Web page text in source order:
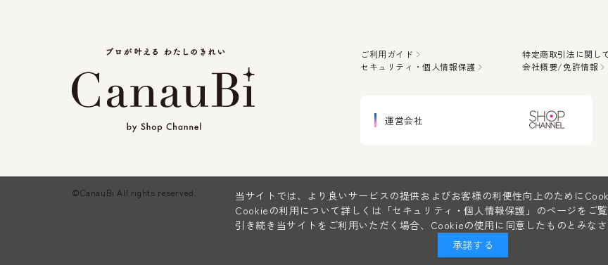
運営会社
ご利用ガイド 特定商取引法に関し
セキュリティ・個人情報保護
会社概要/免許情報
©CanauBi All rights reserved.
当サイトでは、より良いサービスの提供およびお客様の利便性向上のために
Cookieの利用について詳しくは 「セキュリティ・個人情報保護」 のページをご覧
引き続き当サイトをご利用いただく場合、Cookieの使用に同意したものとみなさ
承諾する